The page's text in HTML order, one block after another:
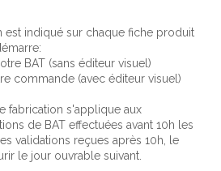
est indiqué sur chaque fiche produit
BAT (sans éditeur visuel)
commande (avec éditeur visuel)
fabrication s'applique aux
de BAT effectuées avant 10h les
validations reçues après 10h, le
le jour ouvrable suivant.